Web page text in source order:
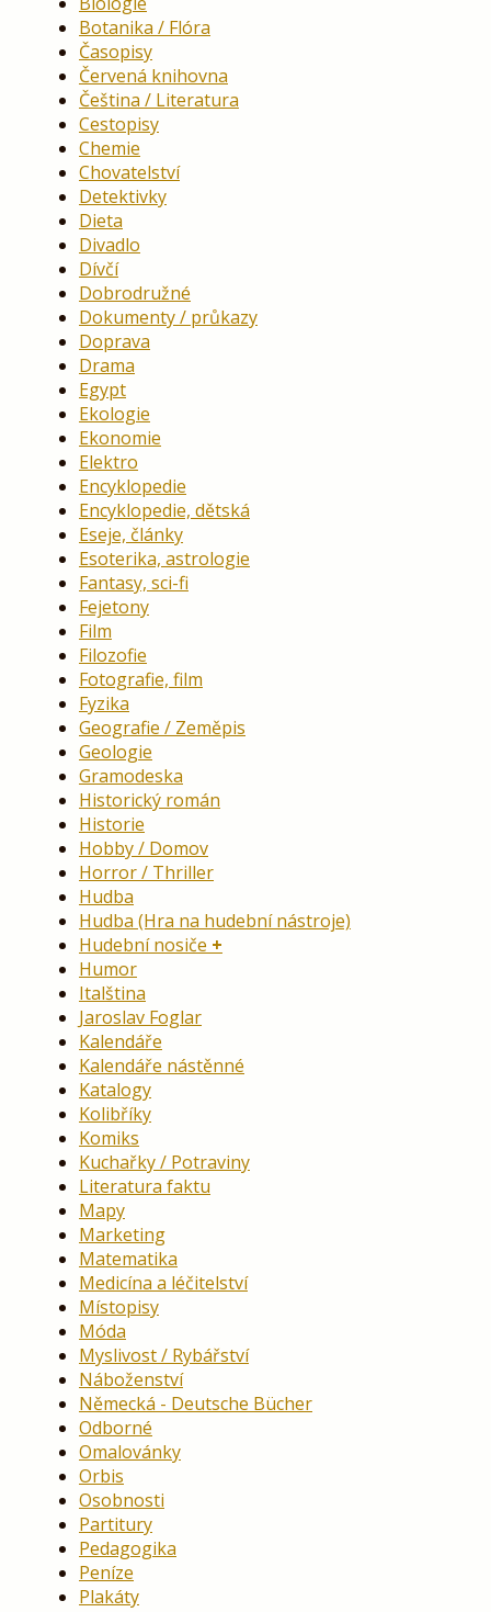
Botanika / Flóra
Časopisy
Červená knihovna
Čeština / Literatura
Cestopisy
Chemie
Chovatelství
Detektivky
Dieta
Divadlo
Dívčí
Dobrodružné
Dokumenty / průkazy
Doprava
Drama
Egypt
Ekologie
Ekonomie
Elektro
Encyklopedie
Encyklopedie, dětská
Eseje, články
Esoterika, astrologie
Fantasy, sci-fi
Fejetony
Film
Filozofie
Fotografie, film
Fyzika
Geografie / Zeměpis
Geologie
Gramodeska
Historický román
Historie
Hobby / Domov
Horror / Thriller
Hudba
Hudba (Hra na hudební nástroje)
Hudební nosiče
Humor
Italština
Jaroslav Foglar
Kalendáře
Kalendáře nástěnné
Katalogy
Kolibříky
Komiks
Kuchařky / Potraviny
Literatura faktu
Mapy
Marketing
Matematika
Medicína a léčitelství
Místopisy
Móda
Myslivost / Rybářství
Náboženství
Německá - Deutsche Bücher
Odborné
Omalovánky
Orbis
Osobnosti
Partitury
Pedagogika
Peníze
Plakáty